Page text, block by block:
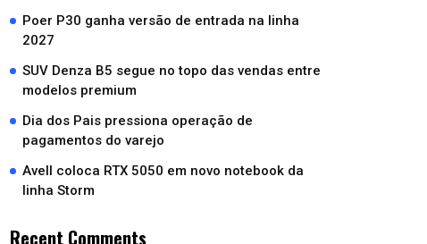
Poer P30 ganha versão de entrada na linha
2027
SUV Denza B5 segue no topo das vendas entre
modelos premium
Dia dos Pais pressiona operação de
pagamentos do varejo
Avell coloca RTX 5050 em novo notebook da
linha Storm
Recent Comments